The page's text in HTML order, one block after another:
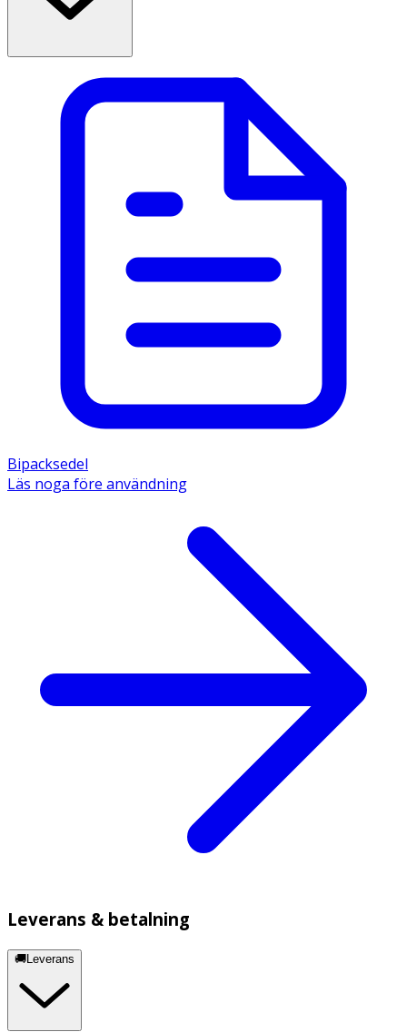
Bipacksedel
Läs noga före användning
Leverans & betalning
🚚Leverans